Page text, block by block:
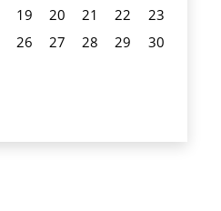
19 20 21 22
23
26 27 28 29
30